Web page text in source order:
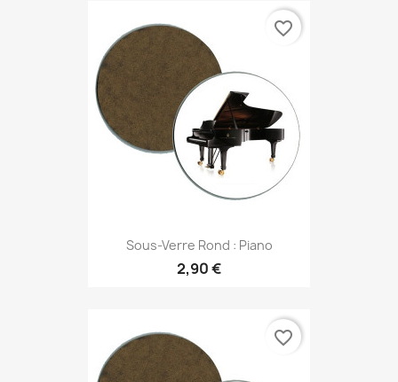
Sous-Verre Rond : Piano
2,90 €
favorite_border
favorite_border